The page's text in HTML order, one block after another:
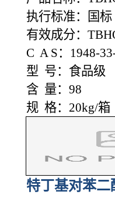
执行标准：国标
有效成分：
C A S：1948-
型 号：食品级
含 量：98
规 格：20kg/箱
特丁基对苯